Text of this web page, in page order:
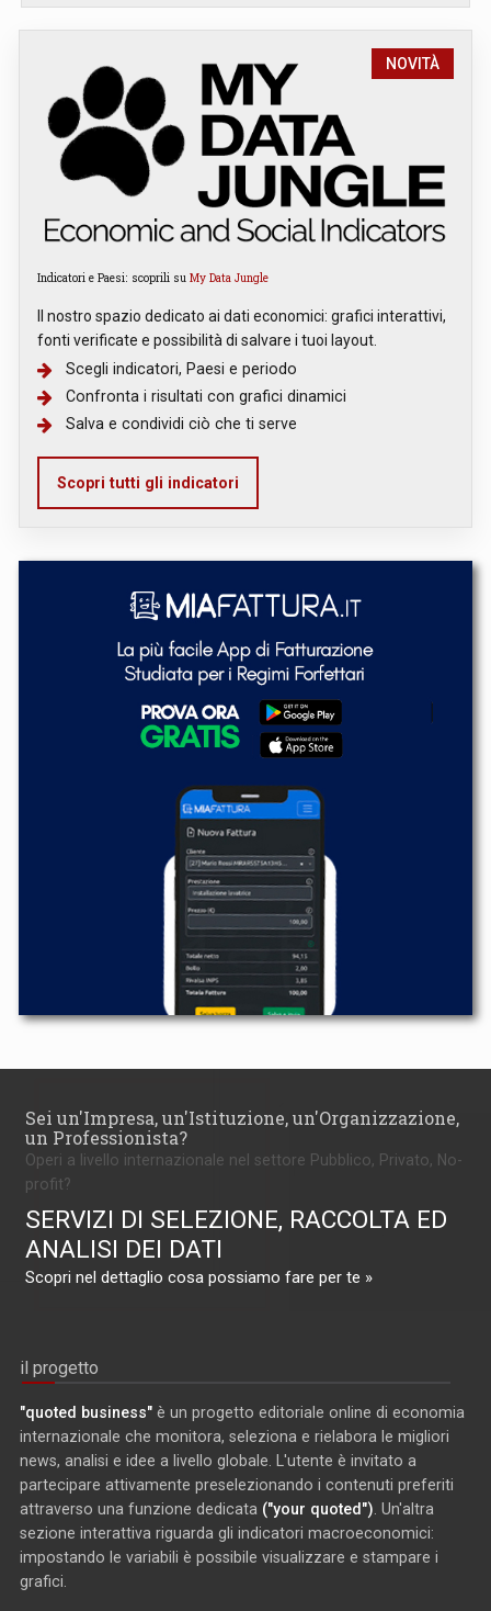
NOVITÀ
Indicatori e Paesi: scoprili su My Data Jungle
Il nostro spazio dedicato ai dati economici: grafici interattivi,
fonti verificate e possibilità di salvare i tuoi layout.
Scegli indicatori, Paesi e periodo
Confronta i risultati con grafici dinamici
Salva e condividi ciò che ti serve
Scopri tutti gli indicatori
Sei un'Impresa, un'Istituzione, un'Organizzazione,
un Professionista?
Operi a livello internazionale nel settore Pubblico, Privato, No-
profit?
SERVIZI DI SELEZIONE, RACCOLTA ED
ANALISI DEI DATI
Scopri nel dettaglio cosa possiamo fare per te »
il progetto
"quoted business" è un progetto editoriale online di economia
internazionale che monitora, seleziona e rielabora le migliori
news, analisi e idee a livello globale. L'utente è invitato a
partecipare attivamente preselezionando i contenuti preferiti
attraverso una funzione dedicata ("your quoted") . Un'altra
sezione interattiva riguarda gli indicatori macroeconomici:
impostando le variabili è possibile visualizzare e stampare i
grafici.